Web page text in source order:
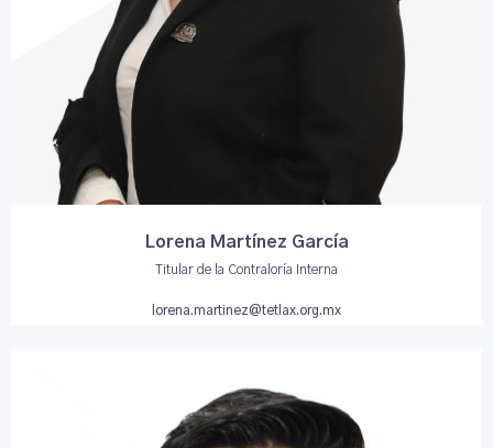
Lorena Martínez García
Titular de la Contraloría Interna
lorena.martinez@tetlax.org.mx